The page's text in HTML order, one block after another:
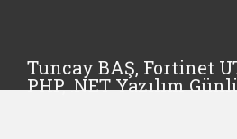
Tuncay BAŞ, Fortinet
PHP, .NET Yazılım